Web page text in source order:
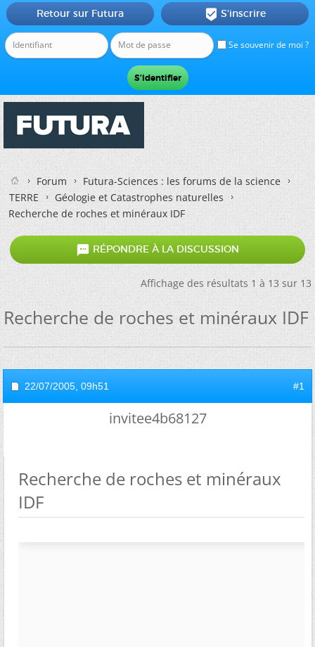
Se souvenir de moi ?
Retour sur Futura  S'inscrire
Forum
Futura-Sciences : les forums de la science
TERRE
Géologie et Catastrophes naturelles
Recherche de roches et minéraux IDF
 RÉPONDRE À LA DISCUSSION
Affichage des résultats 1 à 13 sur 13
Recherche de roches et minéraux IDF
22/07/2005, 09h51 #1
invitee4b68127
Recherche de roches et minéraux
IDF